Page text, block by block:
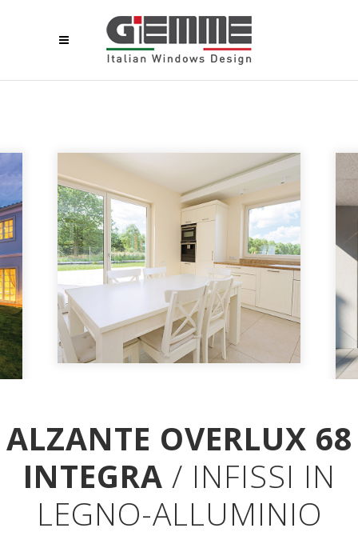
ALZANTE OVERLUX 68
INTEGRA / INFISSI IN
LEGNO-ALLUMINIO